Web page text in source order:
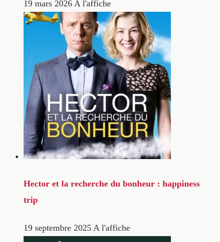
19 mars 2026 A l'affiche
Hector et la recherche du bonheur : happiness
trip
19 septembre 2025 A l'affiche